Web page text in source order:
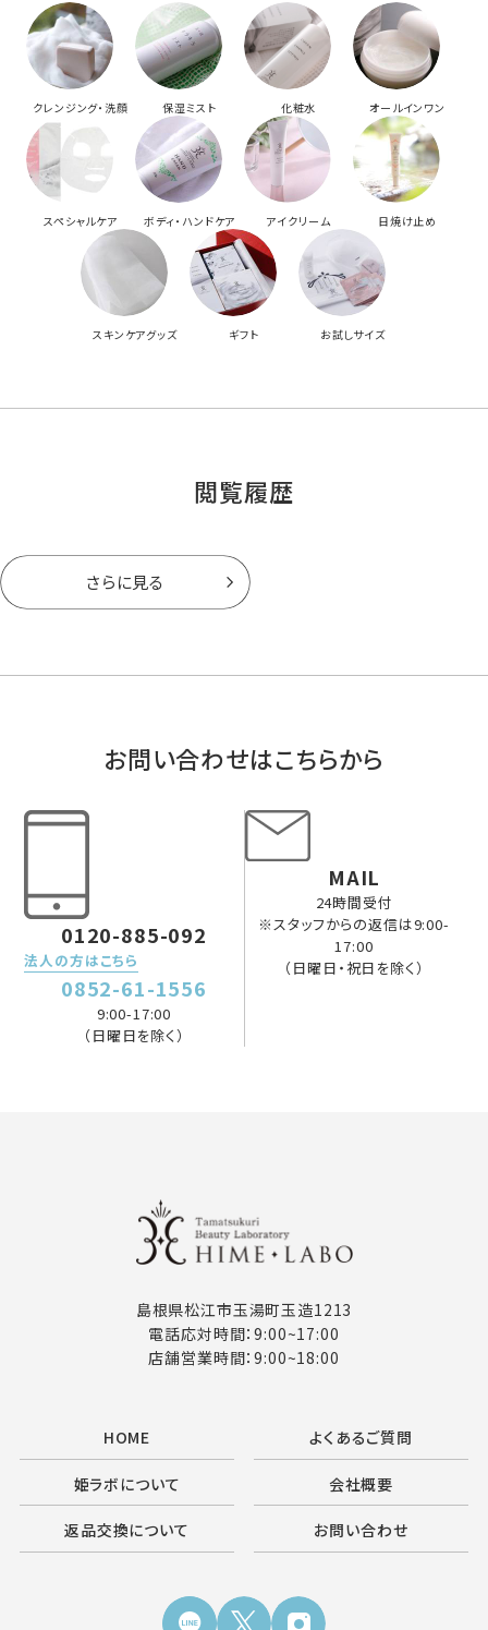
クレンジング・洗顔 保湿ミスト 化粧水 オールインワン
スペシャルケア ボディ・ハンドケア アイクリーム 日焼け止め
スキンケアグッズ ギフト お試しサイズ
閲覧履歴
さらに見る
お問い合わせはこちらから
0120-885-092
法人の方はこちら
0852-61-1556
9:00-17:00
（日曜日を除く）
MAIL
24時間受付
※スタッフからの返信は9:00-
17:00
（日曜日・祝日を除く）
島根県松江市玉湯町玉造1213
電話応対時間：9:00~17:00
店舗営業時間：9:00~18:00
HOME よくあるご質問
姫ラボについて 会社概要
返品交換について お問い合わせ